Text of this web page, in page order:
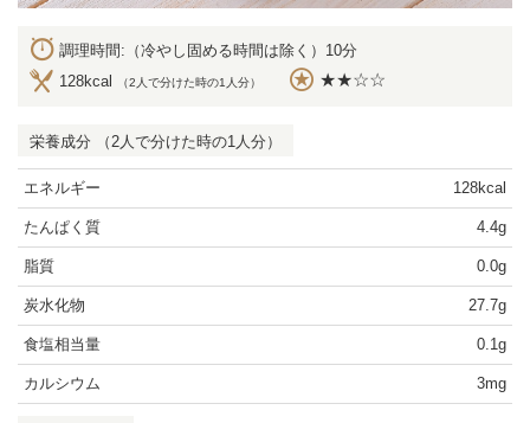
調理時間:（冷やし固める時間は除く）10分
128kcal
（2人で分けた時の1人分） ★★☆☆
栄養成分 （2人で分けた時の1人分）
エネルギー 128kcal
たんぱく質 4.4g
脂質 0.0g
炭水化物 27.7g
食塩相当量 0.1g
カルシウム 3mg